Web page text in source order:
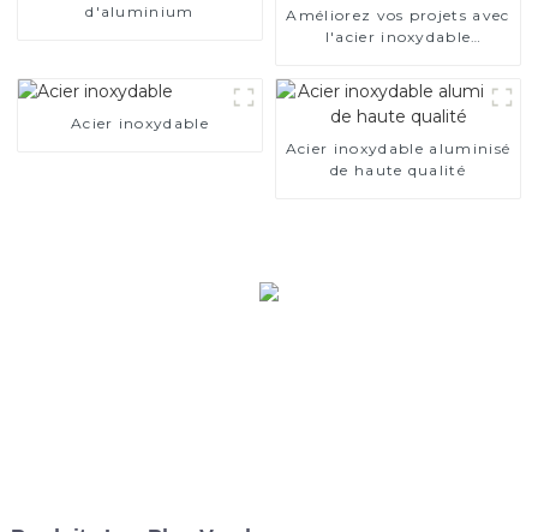
d'aluminium
Améliorez vos projets avec
l'acier inoxydable
Acier inoxydable
Acier inoxydable aluminisé
de haute qualité